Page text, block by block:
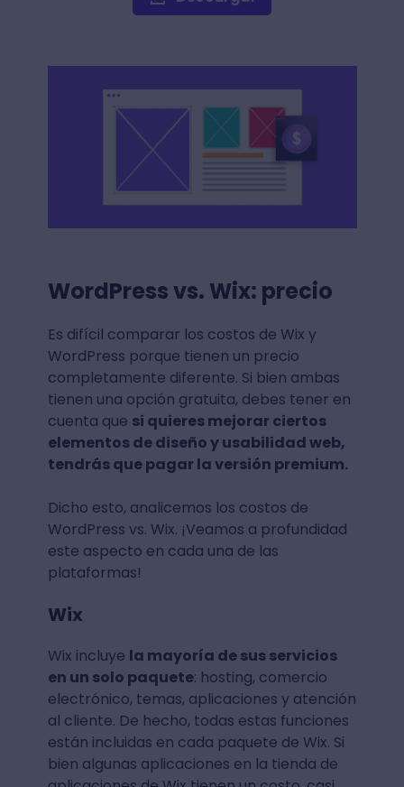
WordPress vs. Wix: precio
Es difícil comparar los costos de Wix y
WordPress porque tienen un precio
completamente diferente. Si bien ambas
tienen una opción gratuita, debes tener en
cuenta que si quieres mejorar ciertos
elementos de diseño y usabilidad web,
tendrás que pagar la versión premium.
Dicho esto, analicemos los costos de
WordPress vs. Wix. ¡Veamos a profundidad
este aspecto en cada una de las
plataformas!
Wix
Wix incluye la mayoría de sus servicios
en un solo paquete: hosting, comercio
electrónico, temas, aplicaciones y atención
al cliente. De hecho, todas estas funciones
están incluidas en cada paquete de Wix. Si
bien algunas aplicaciones en la tienda de